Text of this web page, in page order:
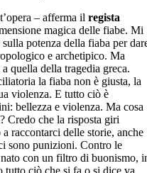
– afferma il regista
magica delle fiabe. Mi
potenza della fiaba per
e archetipico. Ma
quella della tragedia greca.
la fiaba non è giusta, la
violenza. E tutto ciò è
bellezza e violenza. Ma cosa
Credo che la risposta giri
raccontarci delle storie, anche
sono punizioni. Contro le
con un filtro di buonismo,
tutto ciò che si fa o si dice va